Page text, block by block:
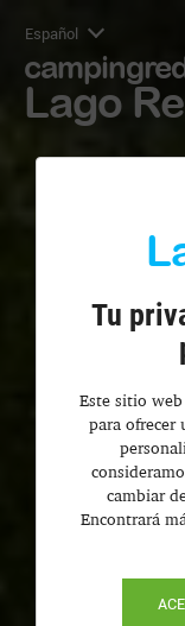
Español
Lago
Tu
Este sitio
para ofrecer
cambiar
Encontrará